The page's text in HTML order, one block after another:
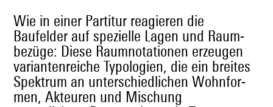
Wie in ein­er Par­ti­tur reagieren die
Baufelder auf spezielle Lagen und Raum­
bezüge: Diese Raum­no­ta­tio­nen erzeu­gen
vari­anten­re­iche Typolo­gien, die ein bre­ites
Spek­trum an unter­schiedlichen Wohn­for­
men, Akteuren und Mis­chung